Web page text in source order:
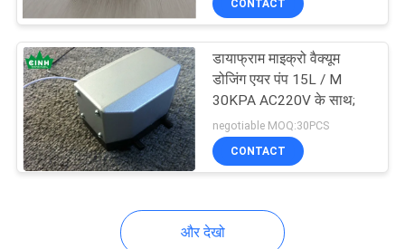
मेडिकल एयर गद्दे पम्प
13
CONTACT
डायाफ्राम माइक्रो वैक्यूम
डोजिंग एयर पंप 15L / M
30KPA AC220V के साथ;
negotiable MOQ:30PCS
CONTACT
और देखो